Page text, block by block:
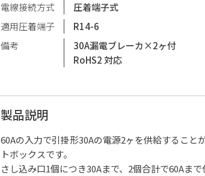
電線接続方式
圧着端子式
適用圧着端子
R14-6
備考
30A漏電ブレーカ×2ヶ付
RoHS2 対応
製品説明
60Aの入力で引掛形30Aの電源2ヶを供給するこ
トボックスです。
さし込み口1個につき30Aまで、2個合計で60Aまで